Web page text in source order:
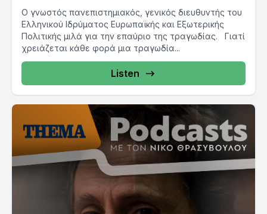
Ο γνωστός πανεπιστημιακός, γενικός διευθυντής του
Ελληνικού Ιδρύματος Ευρωπαϊκής και Εξωτερικής
Πολιτικής μιλά για την επαύριο της τραγωδίας. Γιατί
χρειάζεται κάθε φορά μια τραγωδία...
Listen